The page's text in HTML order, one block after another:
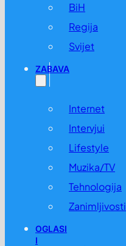
BiH
Regija
Svijet
ZABAVA
Internet
Intervjui
Lifestyle
Muzika/TV
Tehnologija
Zanimljivosti
OGLASI
I